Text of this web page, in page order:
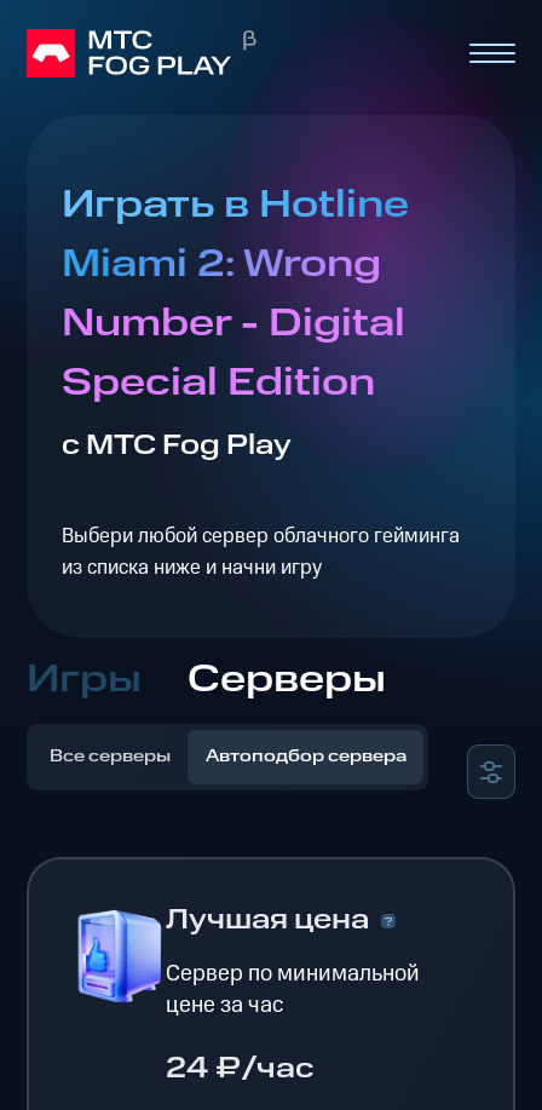
Играть в Hotline
Miami 2: Wrong
Number - Digital
Special Edition
с МТС Fog Play
Выбери любой сервер облачного гейминга
из списка ниже и начни игру
Игры Серверы
Все серверы Автоподбор сервера
Лучшая цена
Сервер по минимальной
цене за час
24 ₽/час